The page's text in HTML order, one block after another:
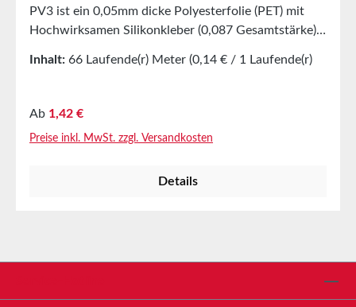
PV3 ist ein 0,05mm dicke Polyesterfolie (PET) mit
Hochwirksamen Silikonkleber (0,087 Gesamtstärke).
Klebrigkeit und Haftung zu bieten und hat eine stark
sich leicht und ohne Klebstoffrückstände von der
hervorragend zum Abdecken und für die
AbdeckbandGeeignet für Hochtemperatur-
EntfernungReiß- und BruchfestigkeitExzellente
Beständigkeit gegen korrosive ChemikalienTechnische
EigenschaftenFarbeDurchschneidend
Inhalt: 66 Laufende(r) Meter (0,14 € / 1 Laufende(r)
Regulärer Preis:
Ab 1,42 €
Preise inkl. MwSt. zzgl. Versandkosten
Details